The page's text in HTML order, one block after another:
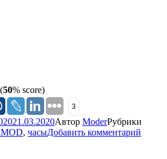
50% score)
3
21.03.2020Автор ModerРубрики
, часыДобавить комментарий